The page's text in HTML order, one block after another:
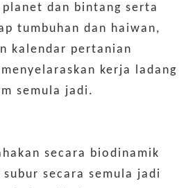
dan bintang serta
tumbuhan dan haiwan,
kalendar pertanian
kerja ladang
semula jadi.
secara biodinamik
secara semula jadi